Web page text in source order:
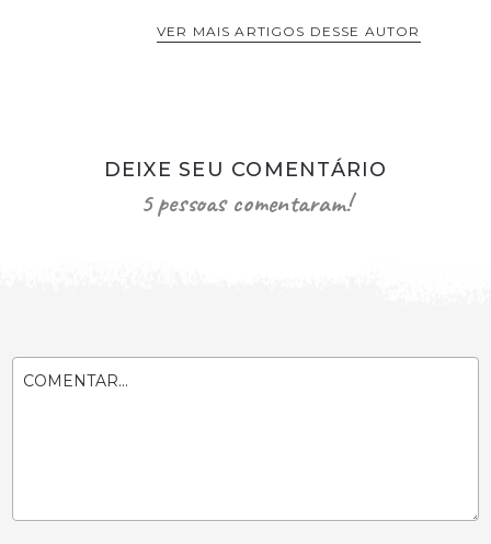
VER MAIS ARTIGOS DESSE AUTOR
DEIXE SEU COMENTÁRIO
5 pessoas comentaram!
COMENTAR...